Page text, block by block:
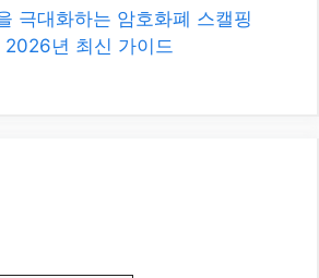
극대화하는 암호화폐 스캘핑
2026년 최신 가이드